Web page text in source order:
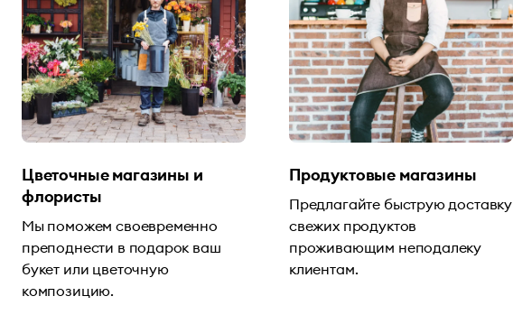
Цветочные магазины и
флористы
Мы поможем своевременно
преподнести в подарок ваш
букет или цветочную
композицию.
Продуктовые магазины
Предлагайте быструю доставку
свежих продуктов
проживающим неподалеку
клиентам.